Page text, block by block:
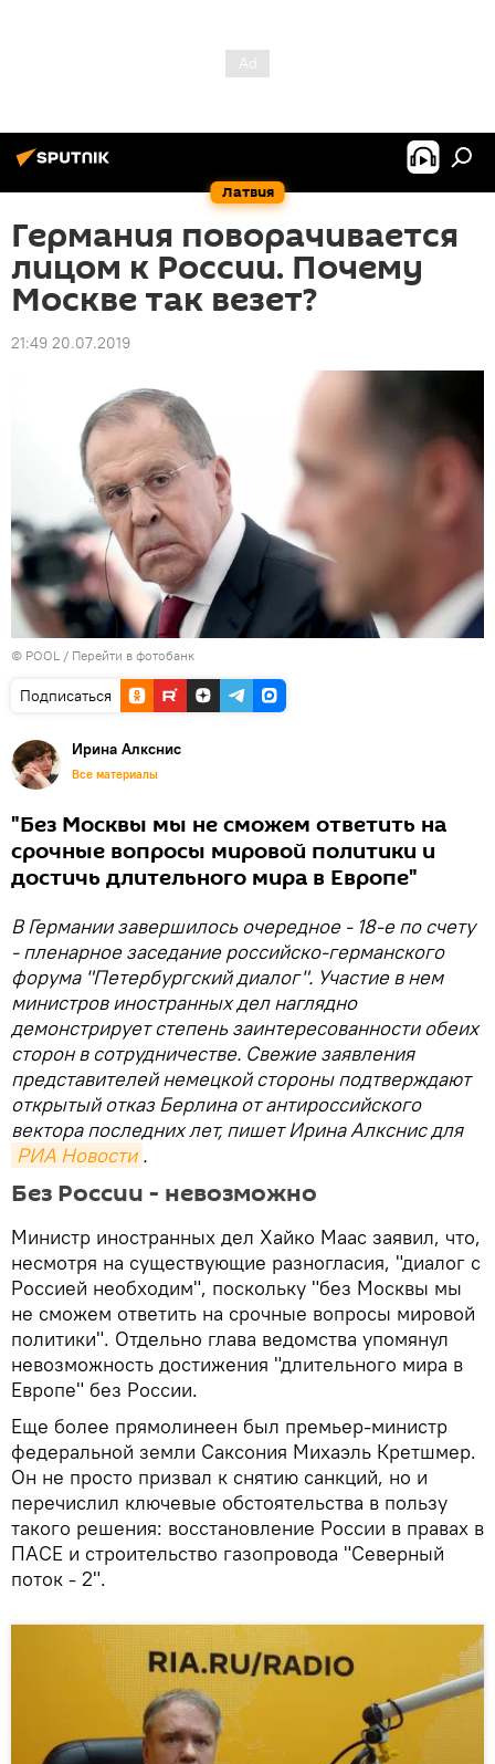
Латвия
Германия поворачивается
лицом к России. Почему
Москве так везет?
21:49 20.07.2019
© POOL / Перейти в фотобанк
Подписаться
Ирина Алкснис
Все материалы
"Без Москвы мы не сможем ответить на
срочные вопросы мировой политики и
достичь длительного мира в Европе"
В Германии завершилось очередное - 18-е по счету
- пленарное заседание российско-германского
форума "Петербургский диалог". Участие в нем
министров иностранных дел наглядно
демонстрирует степень заинтересованности обеих
сторон в сотрудничестве. Свежие заявления
представителей немецкой стороны подтверждают
открытый отказ Берлина от антироссийского
вектора последних лет, пишет Ирина Алкснис для
РИА Новости .
Без России - невозможно
Министр иностранных дел Хайко Маас заявил, что,
несмотря на существующие разногласия, "диалог с
Россией необходим", поскольку "без Москвы мы
не сможем ответить на срочные вопросы мировой
политики". Отдельно глава ведомства упомянул
невозможность достижения "длительного мира в
Европе" без России.
Еще более прямолинеен был премьер-министр
федеральной земли Саксония Михаэль Кретшмер.
Он не просто призвал к снятию санкций, но и
перечислил ключевые обстоятельства в пользу
такого решения: восстановление России в правах в
ПАСЕ и строительство газопровода "Северный
поток - 2".